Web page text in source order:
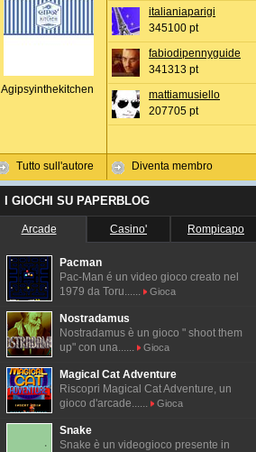
Agipsyinthekitchen
Tutto sull'autore
italianiaparigi
345100 pt
fabiodipennyguide
341313 pt
mattiamusiello
207705 pt
Diventa membro
I GIOCHI SU PAPERBLOG
Arcade Casino' Rompicapo
Pacman
Pac-Man é un video gioco creato nel
1979 da Toru......
Gioca
Nostradamus
Nostradamus è un gioco " shoot them
up" con una......
Gioca
Magical Cat Adventure
Riscopri Magical Cat Adventure, un
gioco d'arcade......
Gioca
Snake
Snake è un videogioco presente in